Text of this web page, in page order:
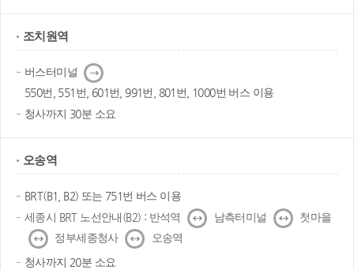
조치원역
버스터미널 다
음
550번, 551번, 601번, 991번, 801번, 1000번 버스 이용
청사까지 30분 소요
오송역
BRT(B1, B2) 또는 751번 버스 이용
세종시 BRT 노선안내(B2) : 반석역
↔ 남측터미널 ↔
첫마을
↔
정부세종청사 ↔
오송역
청사까지 20분 소요